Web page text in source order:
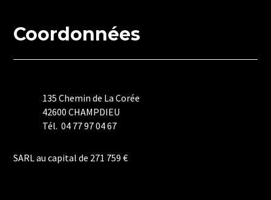
Coordonnées
135 Chemin de La Corée
42600 CHAMPDIEU
Tél. 04 77 97 04 67
SARL au capital de 271 759 €
Politique de Confidentialité